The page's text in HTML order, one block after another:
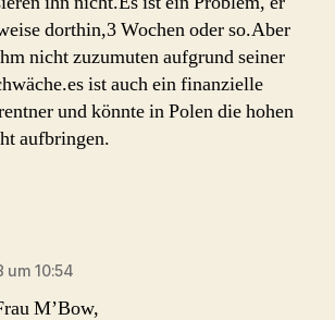
dorthin,3 Wochen oder so.Aber
nicht zuzumuten aufgrund seiner
ist auch ein finanzielle
und könnte in Polen die hohen
aufbringen.
um 10:54
M’Bow,